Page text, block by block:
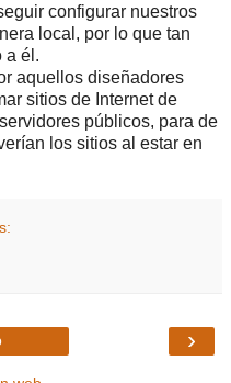
configurar nuestros
local, por lo que tan
a él.
aquellos diseñadores
sitios de Internet de
públicos, para de
los sitios al estar en
›